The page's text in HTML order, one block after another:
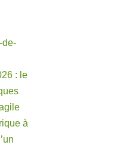
de-
: le
à